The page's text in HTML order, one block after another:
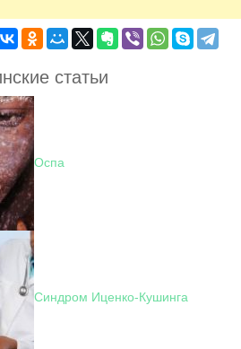
статьи
Оспа
Синдром Иценко-Кушинга